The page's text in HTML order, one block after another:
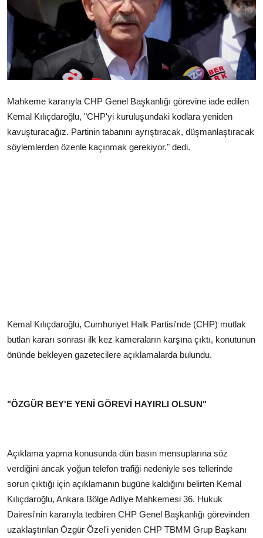
Çerkezköy
Mahkeme kararıyla CHP Genel Başkanlığı görevine iade edilen
Kemal Kılıçdaroğlu, "CHP'yi kuruluşundaki kodlara yeniden
kavuşturacağız. Partinin tabanını ayrıştıracak, düşmanlaştıracak
söylemlerden özenle kaçınmak gerekiyor." dedi.
Kemal Kılıçdaroğlu, Cumhuriyet Halk Partisi'nde (CHP) mutlak
butlan kararı sonrası ilk kez kameraların karşına çıktı, konutunun
önünde bekleyen gazetecilere açıklamalarda bulundu.
"ÖZGÜR BEY'E YENİ GÖREVİ HAYIRLI OLSUN"
Açıklama yapma konusunda dün basın mensuplarına söz
verdiğini ancak yoğun telefon trafiği nedeniyle ses tellerinde
sorun çıktığı için açıklamanın bugüne kaldığını belirten Kemal
Kılıçdaroğlu, Ankara Bölge Adliye Mahkemesi 36. Hukuk
Dairesi'nin kararıyla tedbiren CHP Genel Başkanlığı görevinden
uzaklaştırılan Özgür Özel'i yeniden CHP TBMM Grup Başkanı